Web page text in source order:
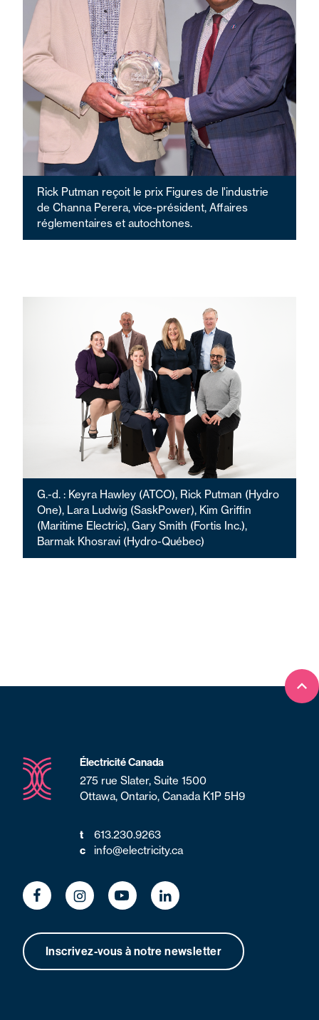
Rick Putman reçoit le prix Figures de l'industrie
de Channa Perera, vice-président, Affaires
réglementaires et autochtones.
G.-d. : Keyra Hawley (ATCO), Rick Putman (Hydro
One), Lara Ludwig (SaskPower), Kim Griffin
(Maritime Electric), Gary Smith (Fortis Inc.),
Barmak Khosravi (Hydro-Québec)
Électricité Canada
275 rue Slater, Suite 1500
Ottawa, Ontario, Canada K1P 5H9
t 613.230.9263
c info@electricity.ca
Inscrivez-vous à notre newsletter